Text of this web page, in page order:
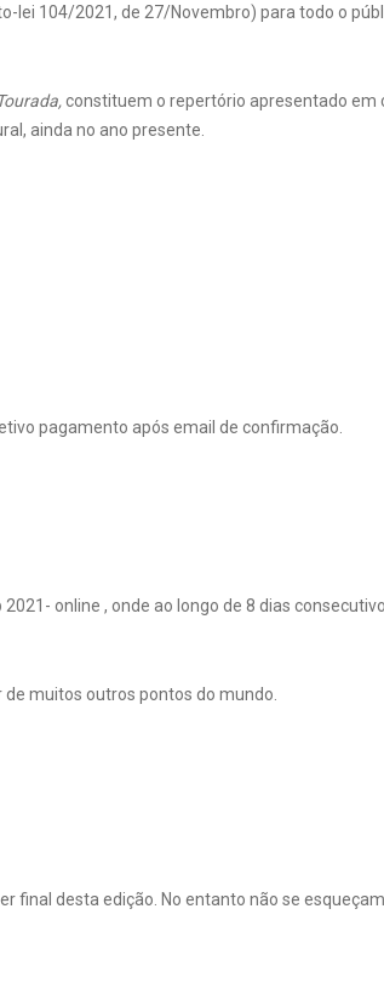
lei 104/2021, de 27/Novembro) para todo o
constituem o repertório apresentado em
ainda no ano presente.
pagamento após email de confirmação.
2021- online , onde ao longo de 8 dias
muitos outros pontos do mundo.
final desta edição. No entanto não se